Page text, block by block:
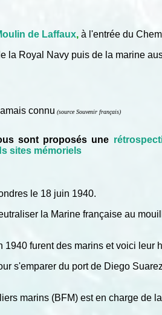
de Laffaux, à l'entrée du
la Royal Navy puis de la marine
connu (source Souvenir français)
sont proposés une
sites mémoriels
le 18 juin 1940.
la Marine française au
furent des marins et voici leur
s'emparer du port de Diego
marins (BFM) est en charge de